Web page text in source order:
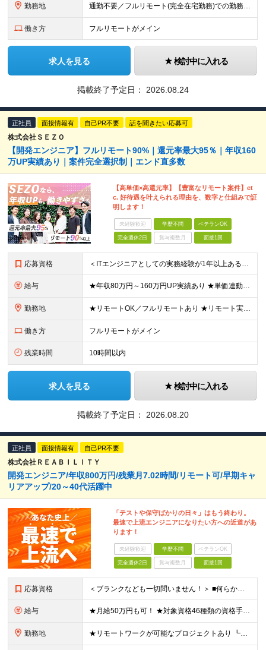
勤務地 通勤不要／フルリモート(完全在宅勤務)での勤務となります ※以下の通勤圏内にお住まいの場合、原則リモート・出社兼用となりますが、自立して成果を上げられる方はフルリモート勤務が可能です。 《拠点一覧》
働き方 フルリモートがメイン
求人を見る 検討中に入れる
掲載終了予定日： 2026.08.24
正社員 面接情報有 自己PR不要 話を聞きたい応募可
株式会社ＳＥＺＯ
【開発エンジニア】フルリモート90%｜還元率最大95％｜年収160
万UP実績あり｜案件完全選択制｜エンド直多数
【高単価×高還元率】【豊富なリモート案件】et
c. 好待遇を叶えられる理由を、数字と仕組みで証
明します！
未経験歓迎 学歴不問 ベテランOK
完全週休2日 賞与複数月 面接1回
応募資格 ＜ITエンジニアとしての実務経験が1年以上ある方を募集！＞ ◆何らかの開発経験1年以上をお持ちの方（言語不問） ◆既卒・ブランクもOK ◆学歴不問 ◆転職回数は一切問いません ◎リモート／出社の頻度
給与 ★年収80万円～160万円UP実績あり ★単価連動型×高還元率で年収UP ▼月給40万円～125万円＋各種手当 ┗想定年収：400万円～1500万円 ※固定残業代（30時間分／7万6000円～）を含
勤務地 ★リモートOK／フルリモートあり ★リモート実施率90%以上 ★一都三県のプロジェクト先 ★転居を伴う転勤なし ＜理想の働き方を実現できます！＞ ・フルリモート ・リモートと出社のハイブリッド ・フ
働き方 フルリモートがメイン
残業時間 10時間以内
求人を見る 検討中に入れる
掲載終了予定日： 2026.08.20
正社員 面接情報有 自己PR不要
株式会社ＲＥＡＢＩＬＩＴＹ
開発エンジニア/年収800万円/残業月7.02時間/リモート可/早期キャ
リアアップ/20～40代活躍中
「テストや保守ばかりの日々」はもう終わり。
最速で上流エンジニアになりたい方への近道があ
ります！
未経験歓迎 学歴不問 ベテランOK
完全週休2日 賞与複数月 面接1回
応募資格 ＜ブランクなども一切問いません！＞ ■何らかのシステム開発経験をお持ちの方 （開発・インフラ不問） ■学歴不問 ★女性社員が多く活躍している環境です！ 例として、役員、部門長の中には女性もいます。
給与 ★月給50万円も可！ ★対象資格46種類の資格手当あり 月給27万円～50万円＋各種手当＋インセンティブ ※試用期間3ヶ月あり（期間中の給与・待遇に差異なし） ※上記月給には6.7時間分・1万円以上
勤務地 ★リモートワークが可能なプロジェクトあり ┗出社8割リモート2割！ 東京オフィス、または東京・神奈川・埼玉・千葉のプロジェクト先での勤務となります。 ＼オンライン面接実施中！／ ★上京をしたい方など